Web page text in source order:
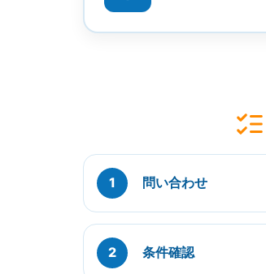
問い合わせ
条件確認